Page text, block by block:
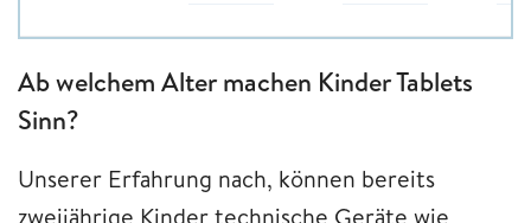
Ab welchem Alter machen Kinder Tablets
Sinn?
Unserer Erfahrung nach, können bereits
zweijährige Kinder technische Geräte wie